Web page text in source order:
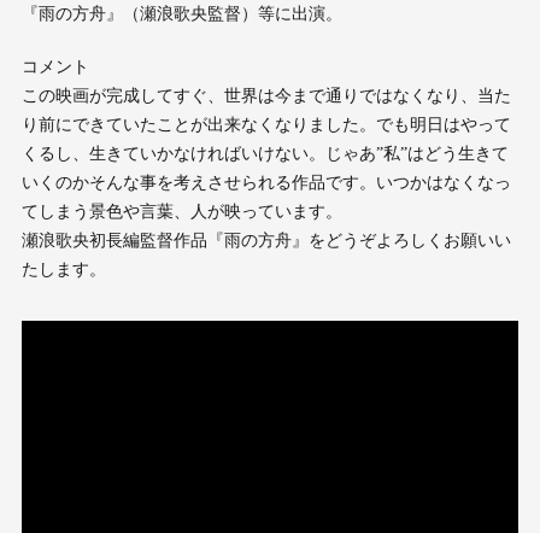
『雨の方舟』（瀬浪歌央監督）等に出演。
コメント
この映画が完成してすぐ、世界は今まで通りではなくなり、当た
り前にできていたことが出来なくなりました。でも明日はやって
くるし、生きていかなければいけない。じゃあ”私”はどう生きて
いくのかそんな事を考えさせられる作品です。いつかはなくなっ
てしまう景色や言葉、人が映っています。
瀬浪歌央初長編監督作品『雨の方舟』をどうぞよろしくお願いい
たします。